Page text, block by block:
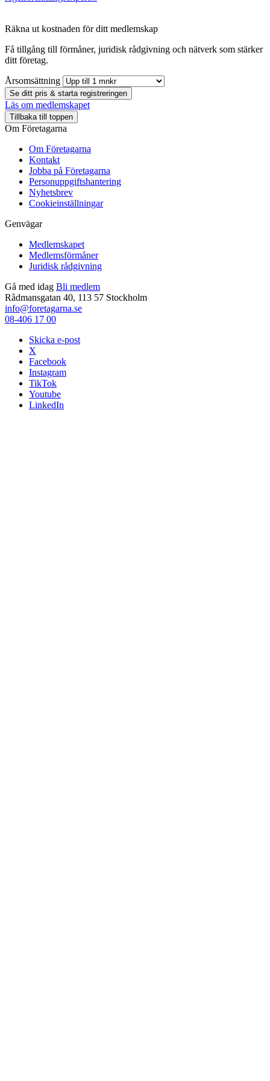
Räkna ut kostnaden för ditt medlemskap
Få tillgång till förmåner, juridisk rådgivning och nätverk som stärker
ditt företag.
Årsomsättning
Se ditt pris & starta registreringen
Läs om medlemskapet
Tillbaka till toppen
Om Företagarna
Om Företagarna
Kontakt
Jobba på Företagarna
Personuppgiftshantering
Nyhetsbrev
Cookieinställningar
Genvägar
Medlemskapet
Medlemsförmåner
Juridisk rådgivning
Gå med idag Bli medlem
Rådmansgatan 40, 113 57 Stockholm
info@foretagarna.se
08-406 17 00
Skicka e-post
X
Facebook
Instagram
TikTok
Youtube
LinkedIn